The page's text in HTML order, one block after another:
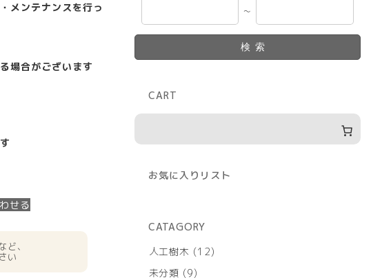
メンテナンスを行っ
場合がございます
せる
ど、
い
～
検索
CART
お気に入りリスト
CATAGORY
人工樹木
1212
未分類 99